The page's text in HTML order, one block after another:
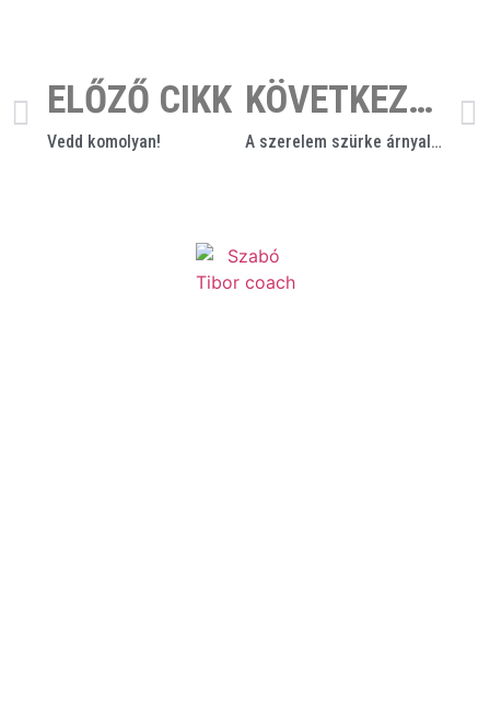
ELŐZŐ CIKK
Vedd komolyan!
KÖVETKEZŐ CIKK
A szerelem szürke árnyalatai – 14 éven felülieknek szóló blogbejegyzésem!